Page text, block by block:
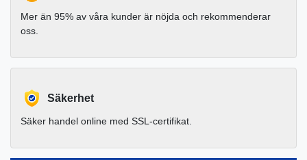
Mer än 95% av våra kunder är nöjda och rekommenderar
oss.
Säkerhet
Säker handel online med SSL-certifikat.